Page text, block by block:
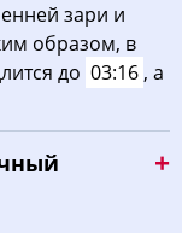
зари и
образом, в
до 03:16 , а